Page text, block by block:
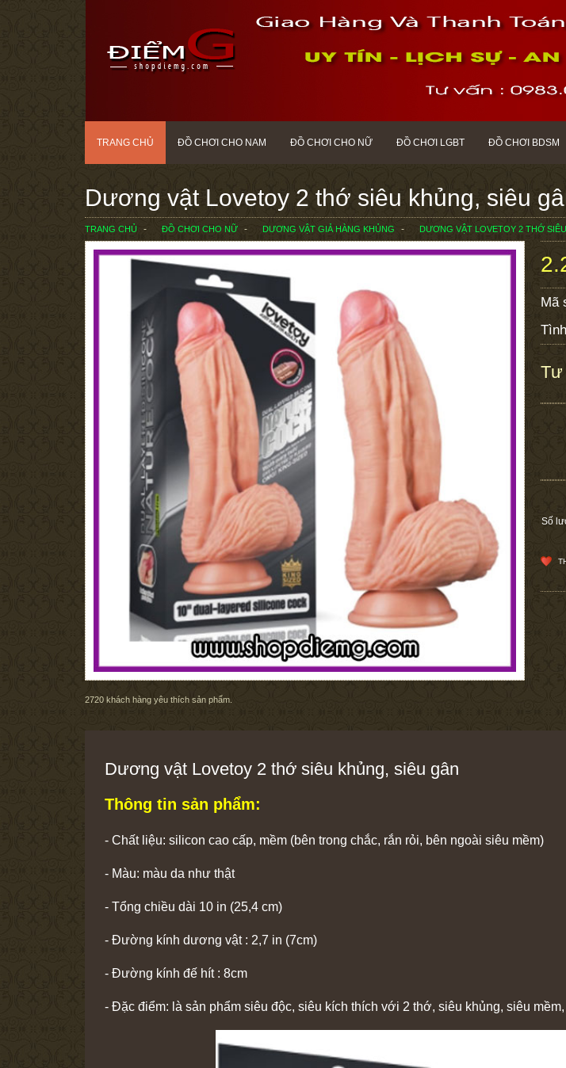
TRANG CHỦ ĐỒ CHƠI CHO NAM ĐỒ CHƠI CHO NỮ ĐỒ CHƠI LGBT ĐỒ CHƠI BDSM
Dương vật Lovetoy 2 thớ siêu khủng, siêu
TRANG CHỦ ĐỒ CHƠI CHO NỮ DƯƠNG VẬT GIẢ HÀNG KHỦNG DƯƠNG VẬT LOVETOY 2 THỚ
2720 khách hàng yêu thích sản phẩm.
Mã
Tư
Số
Dương vật Lovetoy 2 thớ siêu khủng, siêu gân
Thông tin sản phẩm:
- Chất liệu: silicon cao cấp, mềm (bên trong chắc, rắn rỏi, bên ngoài siêu mềm)
- Màu: màu da như thật
- Tổng chiều dài 10 in (25,4 cm)
- Đường kính dương vật : 2,7 in (7cm)
- Đường kính đế hít : 8cm
- Đặc điểm: là sản phẩm siêu độc, siêu kích thích với 2 thớ, siêu khủng, siêu